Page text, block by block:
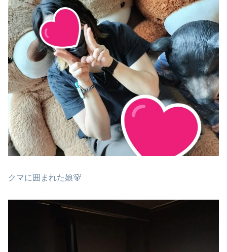
クマに囲まれた娘🐻